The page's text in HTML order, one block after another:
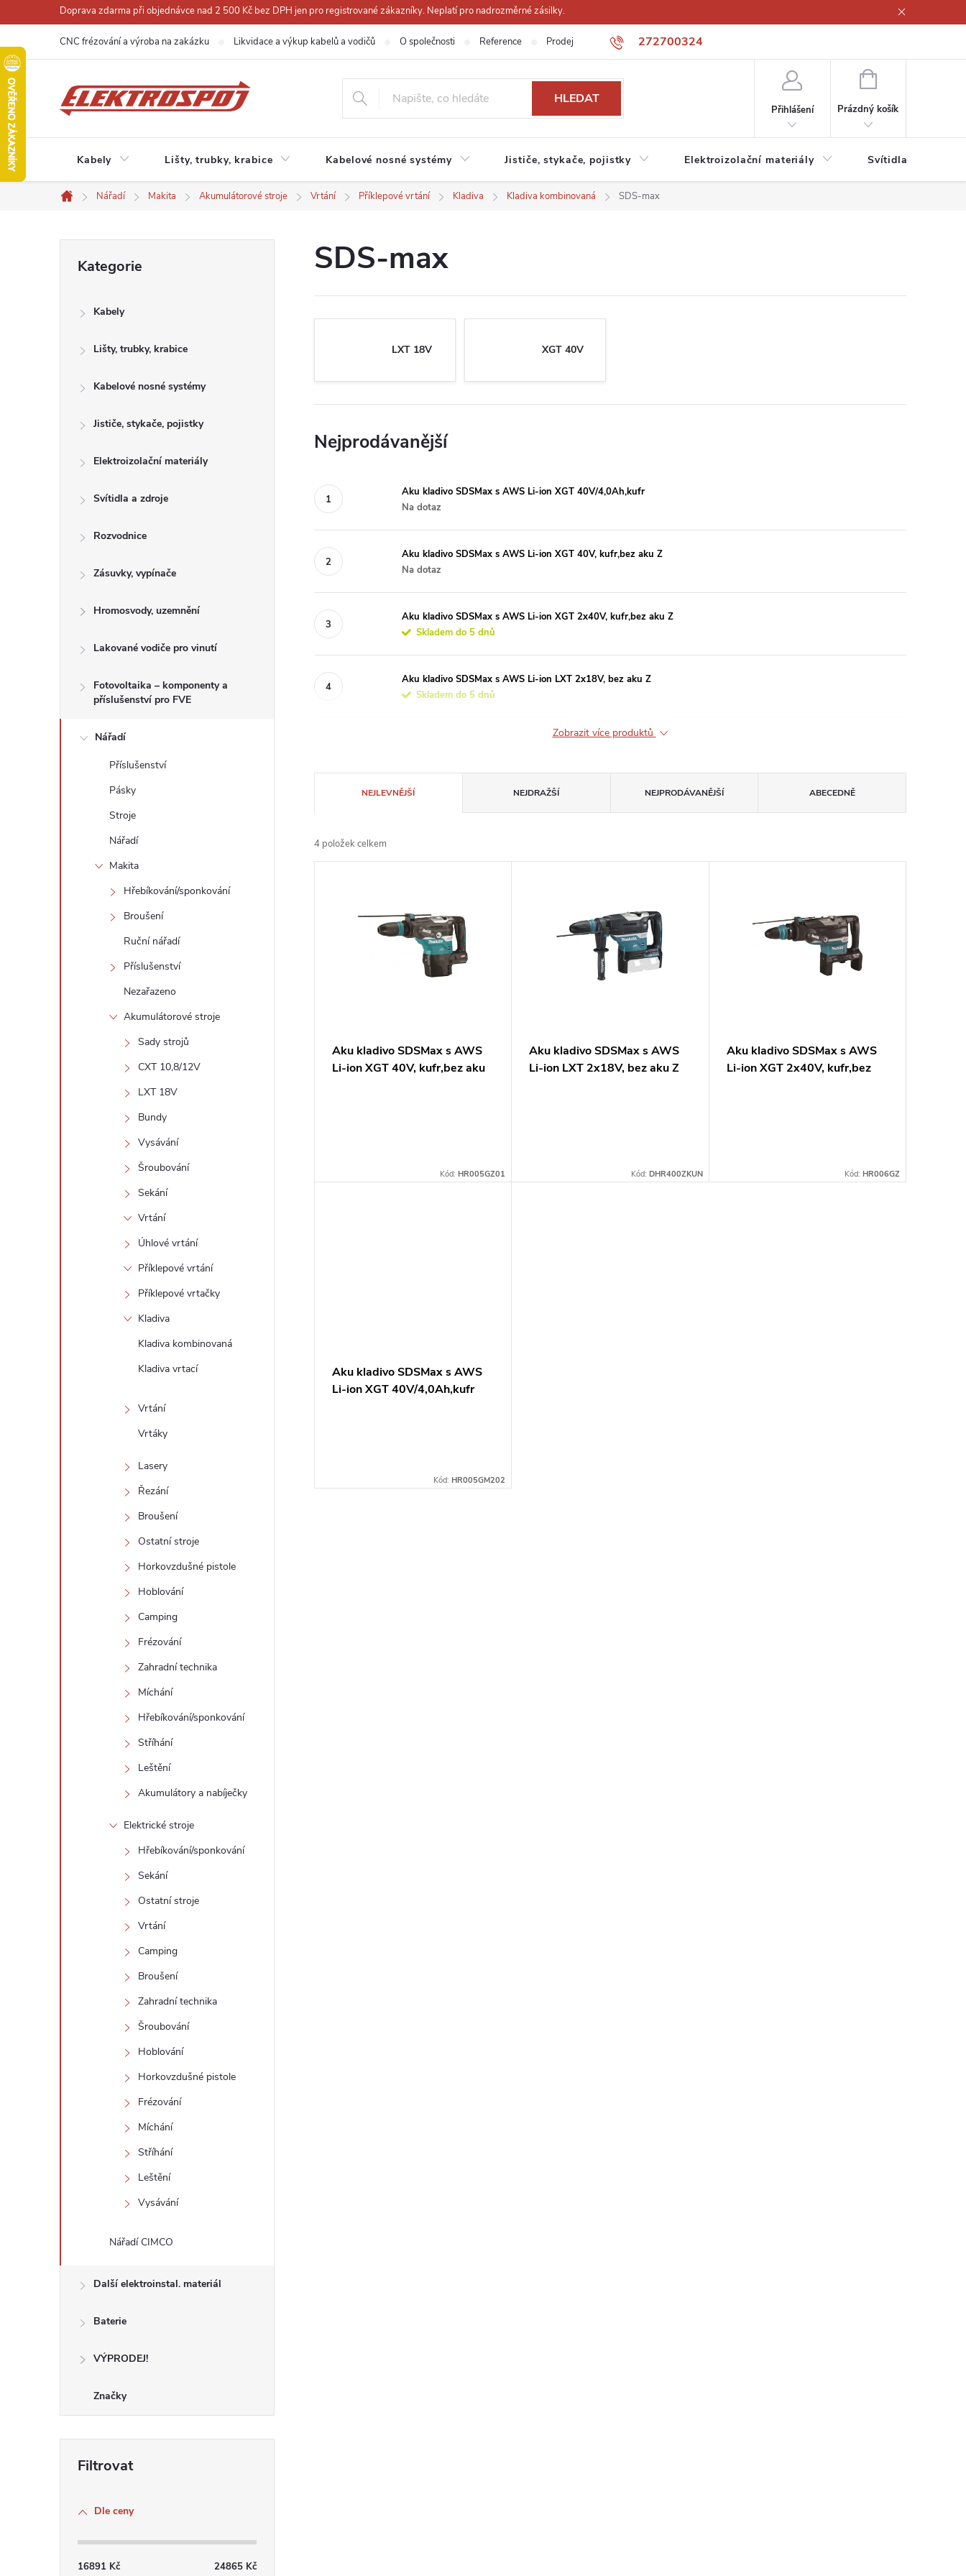
na
obsah
Doprava zdarma při objednávce nad 2 500 Kč bez DPH jen pro registrované zákazníky. Neplatí pro nadrozměrné zásilky.
272700324
CNC frézování a výroba na zakázku Likvidace a výkup kabelů a vodičů O společnosti Reference Prodejna Obchodní podmínky
HLEDAT
Přihlášení
NÁKUPNÍ
Prázdný košík
Kabely Lišty, trubky, krabice Kabelové nosné systémy Jističe, stykače, pojistky Elektroizolační materiály Svítidla a zdroje
Domů
Nářadí Makita Akumulátorové stroje Vrtání Příklepové vrtání Kladiva Kladiva kombinovaná SDS-max
l
kategorie
Kategorie
Kabely
Lišty, trubky, krabice
Kabelové nosné systémy
Jističe, stykače, pojistky
Elektroizolační materiály
Svítidla a zdroje
Rozvodnice
Zásuvky, vypínače
Hromosvody, uzemnění
Lakované vodiče pro vinutí
Fotovoltaika – komponenty a
příslušenství pro FVE
Nářadí
Příslušenství
Pásky
Stroje
Nářadí
Makita
Hřebíkování/sponkování
Broušení
Ruční nářadí
Příslušenství
Nezařazeno
Akumulátorové stroje
Sady strojů
CXT 10,8/12V
LXT 18V
Bundy
Vysávání
Šroubování
Sekání
Vrtání
Úhlové vrtání
Příklepové vrtání
Příklepové vrtačky
Kladiva
Kladiva kombinovaná
Kladiva vrtací
Vrtání
Vrtáky
Lasery
Řezání
Broušení
Ostatní stroje
Horkovzdušné pistole
Hoblování
Camping
Frézování
Zahradní technika
Míchání
Hřebíkování/sponkování
Stříhání
Leštění
Akumulátory a nabíječky
Elektrické stroje
Hřebíkování/sponkování
Sekání
Ostatní stroje
Vrtání
Camping
Broušení
Zahradní technika
Šroubování
Hoblování
Horkovzdušné pistole
Frézování
Míchání
Stříhání
Leštění
Vysávání
Nářadí CIMCO
Další elektroinstal. materiál
Baterie
VÝPRODEJ!
Značky
Dle ceny
16891 Kč 24865 Kč
SDS-max
LXT 18V XGT 40V
Nejprodávanější
Aku kladivo SDSMax s AWS Li-ion XGT 40V/4,0Ah,kufr
Na dotaz
Aku kladivo SDSMax s AWS Li-ion XGT 40V, kufr,bez aku Z
Na dotaz
Aku kladivo SDSMax s AWS Li-ion XGT 2x40V, kufr,bez aku Z
Skladem do 5 dnů
Aku kladivo SDSMax s AWS Li-ion LXT 2x18V, bez aku Z
Skladem do 5 dnů
Zobrazit více produktů
a
z
k
NEJLEVNĚJŠÍ NEJDRAŽŠÍ NEJPRODÁVANĚJŠÍ ABECEDNĚ
4 položek celkem
Aku kladivo SDSMax s AWS
Li-ion XGT 40V, kufr,bez aku
Kód:HR005GZ01
Aku kladivo SDSMax s AWS
Li-ion LXT 2x18V, bez aku Z
Kód: DHR400ZKUN
Aku kladivo SDSMax s AWS
Li-ion XGT 2x40V, kufr,bez
Kód: HR006GZ
Aku kladivo SDSMax s AWS
Li-ion XGT 40V/4,0Ah,kufr
Kód:HR005GM202